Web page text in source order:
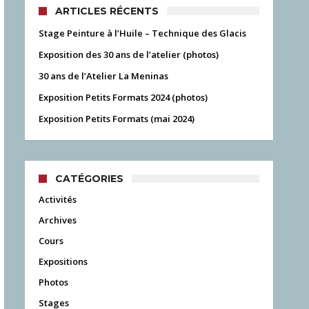
ARTICLES RÉCENTS
Stage Peinture à l’Huile – Technique des Glacis
Exposition des 30 ans de l’atelier (photos)
30 ans de l’Atelier La Meninas
Exposition Petits Formats 2024 (photos)
Exposition Petits Formats (mai 2024)
CATÉGORIES
Activités
Archives
Cours
Expositions
Photos
Stages